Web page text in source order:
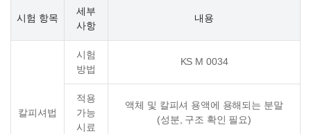
시험 항목
세부
사항
내용
칼피셔법
시험
방법
KS M 0034
적용
가능
시료
액체 및 칼피셔 용액에 용해되는 분말
(성분, 구조 확인 필요)